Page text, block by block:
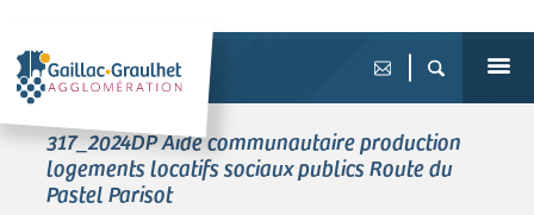
317_2024DP Aide communautaire production
logements locatifs sociaux publics Route du
Pastel Parisot